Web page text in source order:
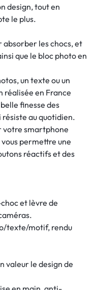
design, tout en
le plus.
absorber les chocs, et
que le bloc photo en
un texte ou un
réalisée en France
finesse des
au quotidien.
votre smartphone
permettre une
réactifs et des
et lèvre de
texte/motif, rendu
valeur le design de